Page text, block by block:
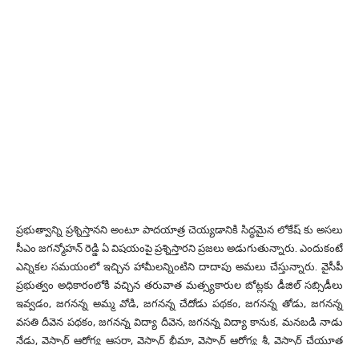
ప్రభుత్వాన్ని ప్రశ్నిస్తానని అంటూ పాదయాత్ర చెయ్యడానికి సిద్ధమైన లోకేష్ కు అసలు
సీఎం జగన్మోహన్ రెడ్డి ఏ విషయంపై ప్రశ్నిస్తారని ప్రజలు అడుగుతున్నారు. ఎందుకంటే
ఎన్నికల సమయంలో ఇచ్చిన హామీలన్నింటిని దాదాపు అమలు చేస్తున్నారు. వైసీపీ
ప్రభుత్వం అధికారంలోకి వచ్చిన తరువాత మత్స్యకారుల బోట్లకు డీజిల్ సబ్సిడీలు
ఇవ్వడం, జగనన్న అమ్మ వోడి, జగనన్న చేదోడు పథకం, జగనన్న తోడు, జగనన్న
వసతి దీవెన పథకం, జగనన్న విద్యా దీవెన, జగనన్న విద్యా కానుక, మనబడి నాడు
నేడు, వైస్సార్ ఆరోగ్య ఆసరా, వైస్సార్ భీమా, వైస్సార్ ఆరోగ్య శ్రీ, వైస్సార్ చేయూత